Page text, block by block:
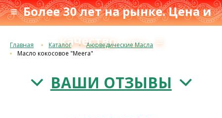
≡ Более 30 лет на рынке. Цена и
качествос 1993 г.≡
Главная Каталог
Аюрведические Масла
Масло кокосовое "Meera"
ВАШИ ОТЗЫВЫ